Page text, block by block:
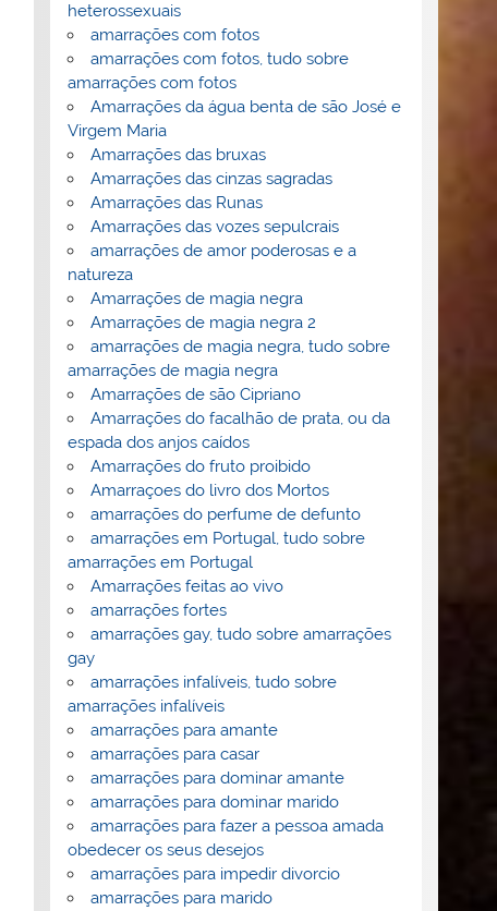
heterossexuais
amarrações com fotos
amarrações com fotos, tudo sobre
amarrações com fotos
Amarrações da água benta de são José e
Virgem Maria
Amarrações das bruxas
Amarrações das cinzas sagradas
Amarrações das Runas
Amarrações das vozes sepulcrais
amarrações de amor poderosas e a
natureza
Amarrações de magia negra
Amarrações de magia negra 2
amarrações de magia negra, tudo sobre
amarrações de magia negra
Amarrações de são Cipriano
Amarrações do facalhão de prata, ou da
espada dos anjos caídos
Amarrações do fruto proibido
Amarraçoes do livro dos Mortos
amarrações do perfume de defunto
amarrações em Portugal, tudo sobre
amarrações em Portugal
Amarrações feitas ao vivo
amarrações fortes
amarrações gay, tudo sobre amarrações
gay
amarrações infalíveis, tudo sobre
amarrações infalíveis
amarrações para amante
amarrações para casar
amarrações para dominar amante
amarrações para dominar marido
amarrações para fazer a pessoa amada
obedecer os seus desejos
amarrações para impedir divorcio
amarrações para marido